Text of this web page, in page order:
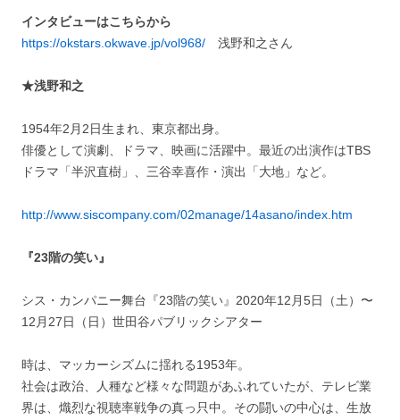
インタビューはこちらから
https://okstars.okwave.jp/vol968/ 浅野和之さん
★浅野和之
1954年2月2日生まれ、東京都出身。
俳優として演劇、ドラマ、映画に活躍中。最近の出演作はTBS
ドラマ「半沢直樹」、三谷幸喜作・演出「大地」など。
http://www.siscompany.com/02manage/14asano/index.htm
『23階の笑い』
シス・カンパニー舞台『23階の笑い』2020年12月5日（土）〜
12月27日（日）世田谷パブリックシアター
時は、マッカーシズムに揺れる1953年。
社会は政治、人種など様々な問題があふれていたが、テレビ業
界は、熾烈な視聴率戦争の真っ只中。その闘いの中心は、生放